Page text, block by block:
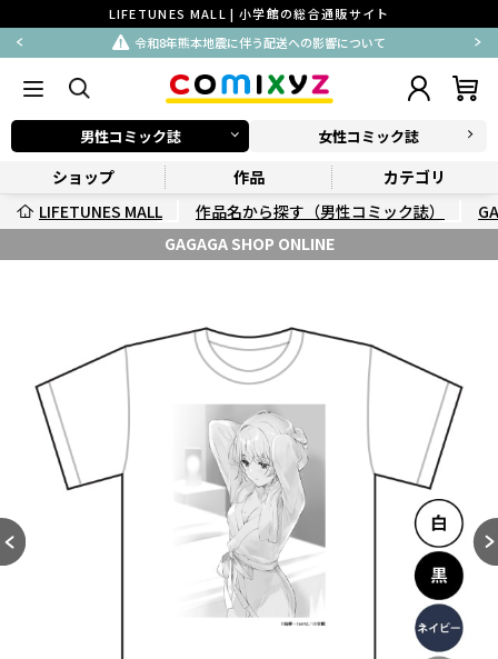
LIFETUNES MALL | 小学館の総合通販サイト
令和8年熊本地震に伴う配送への影響について
男性コミック誌 女性コミック誌
ショップ 作品
カテゴリ
LIFETUNES MALL
作品名から探す（男性コミック誌）
GAGAGA SHOP ONLINE